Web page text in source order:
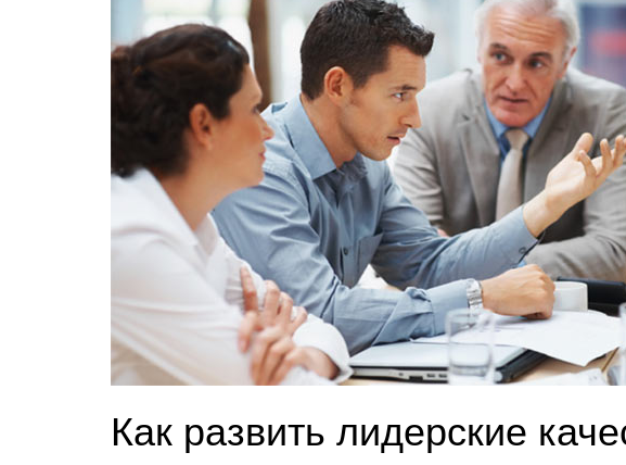
Как развить лидерские